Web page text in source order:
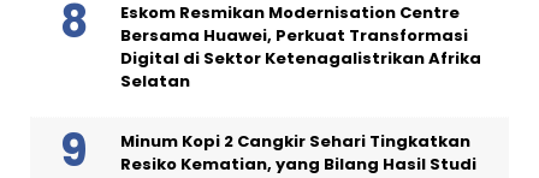
Eskom Resmikan Modernisation Centre
Bersama Huawei, Perkuat Transformasi
Digital di Sektor Ketenagalistrikan Afrika
Selatan
Minum Kopi 2 Cangkir Sehari Tingkatkan
Resiko Kematian, yang Bilang Hasil Studi